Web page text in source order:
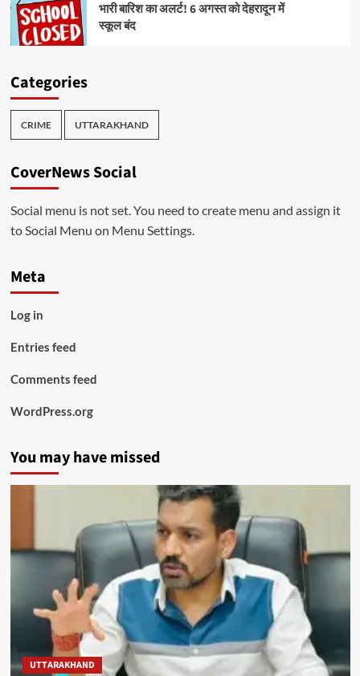
भारी बारिश का अलर्ट! 6 अगस्त को देहरादून में
स्कूल बंद
Categories
CRIME UTTARAKHAND
CoverNews Social
Social menu is not set. You need to create menu and assign it
to Social Menu on Menu Settings.
Meta
Log in
Entries feed
Comments feed
WordPress.org
You may have missed
UTTARAKHAND